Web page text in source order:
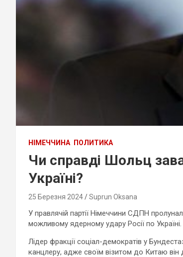
НІМЕЧЧИНА ПОЛИТИКА
Чи справді Шольц
Україні?
25 Березня 2024 Suprun Oksana
У правлячій партії Німеччини СДПН
можливому ядерному удару Росії по
Лідер фракції соціал-демократів у
канцлеру, адже своїм візитом до Китаю він